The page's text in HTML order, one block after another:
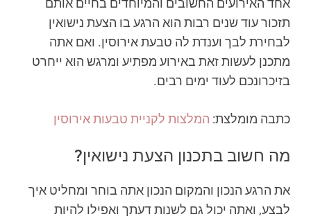
אחד האירועים החשובים והמיוחדים בחיים אותם
תזכור עוד שנים רבות הוא הרגע בו הצעת נישואין
לבחירת לבך וענדת לה טבעת אירוסין. ואם אתה
מתכנן לעשות זאת באירוע מפתיע ומרגש הוא ייחרט
בזיכרונכם לעוד ימים רבים.
כתבה מומלצת: המלצות לקניית טבעות אירוסין
מה חשוב בתכנון הצעת נישואין?
את הרגע הנכון והמקום הנכון אתה בוחר ומחליט איך
לבצע, ואתה יכול גם לשנות דעתך ואפילו להיות